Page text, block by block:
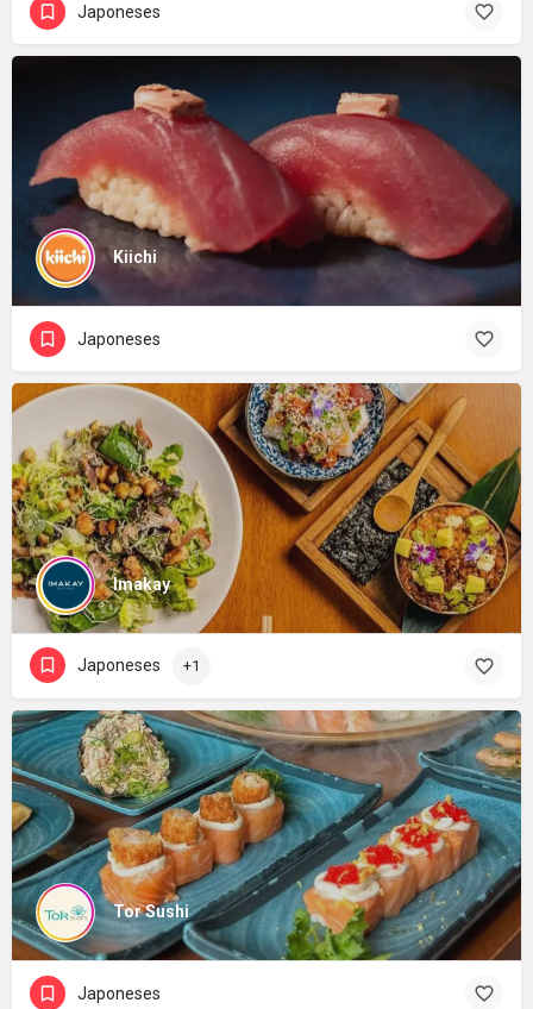
Japoneses
Kiichi
Japoneses
Imakay
Japoneses +1
Tor Sushi
Japoneses